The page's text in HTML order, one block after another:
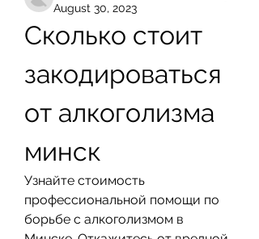
August 30, 2023
Сколько стоит
закодироваться
от алкоголизма
минск
Узнайте стоимость
профессиональной помощи по
борьбе с алкоголизмом в